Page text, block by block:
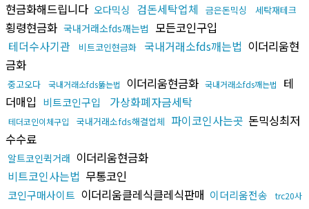
현금화해드립니다 오다믹싱 검돈세탁업체 금은돈믹싱 세탁재테크
횡령현금화 국내거래소fds깨는법 모든코인구입
테더수사기관
비트코인현금화 국내거래소fds깨는법 이더리움현
금화
중고오다 국내거래소fds뚫는법 이더리움현금화 국내거래소fds깨는법
테
더매입 비트코인구입 가상화폐자금세탁
테더코인이체구입 국내거래소fds해결업체 파이코인사는곳 돈믹싱최저
수수료
알트코인퀵거래 이더리움현금화
비트코인사는법 무통코인
코인구매사이트 이더리움클레식클레식판매 이더리움전송
trc20사